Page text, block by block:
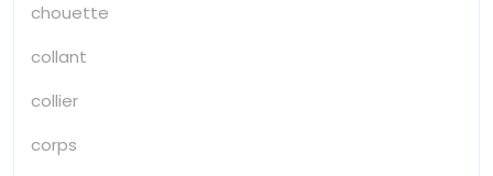
chouette
collant
collier
corps